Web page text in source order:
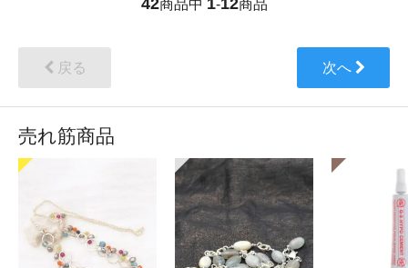
商品中 - 商品
戻る 次へ
売れ筋商品